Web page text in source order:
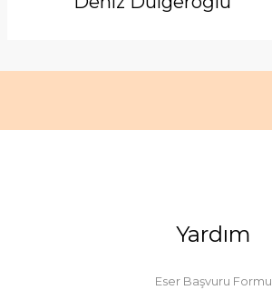
Yardım
Eser Başvuru Formu